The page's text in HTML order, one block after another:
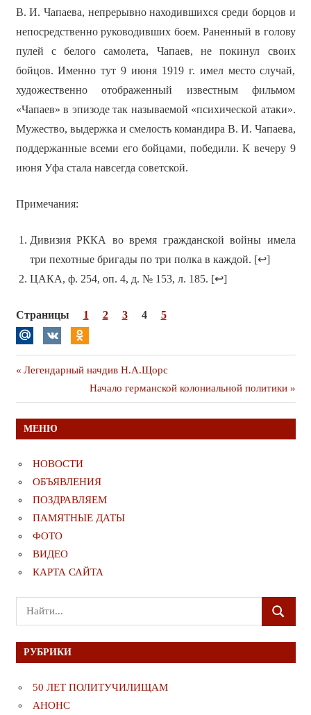
В. И. Чапаева, непрерывно находившихся среди борцов и
непосредственно руководивших боем. Раненный в голову
пулей с белого самолета, Чапаев, не покинул своих
бойцов. Именно тут 9 июня 1919 г. имел место случай,
художественно отображенный известным фильмом
«Чапаев» в эпизоде так называемой «психической атаки».
Мужество, выдержка и смелость командира В. И. Чапаева,
поддержанные всеми его бойцами, победили. К вечеру 9
июня Уфа стала навсегда советской.
Примечания:
Дивизия РККА во время гражданской войны имела
три пехотные бригады по три полка в каждой. [↩]
ЦАКА, ф. 254, оп. 4, д. № 153, л. 185. [↩]
Страницы 1 2 3 4 5
Навигация
по
записям
Предыдущая
Легендарный начдив Н.А.Щорс
Следующая
публикация
Начало германской колониальной политики
МЕНЮ
НОВОСТИ
ОБЪЯВЛЕНИЯ
ПОЗДРАВЛЯЕМ
ПАМЯТНЫЕ ДАТЫ
ФОТО
ВИДЕО
КАРТА САЙТА
Поиск
для:
ПОИСК
РУБРИКИ
50 ЛЕТ ПОЛИТУЧИЛИЩАМ
АНОНС